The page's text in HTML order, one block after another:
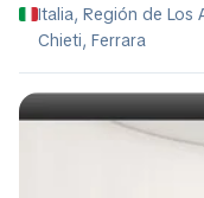
Italia, Región de Los
Chieti, Ferrara